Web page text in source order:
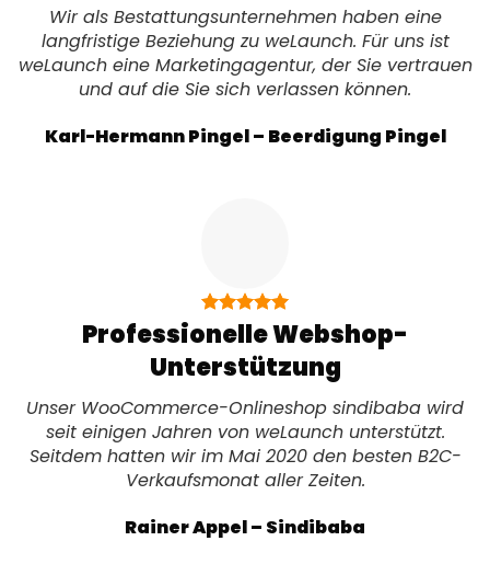
Wir als Bestattungsunternehmen haben eine
langfristige Beziehung zu weLaunch. Für uns ist
weLaunch eine Marketingagentur, der Sie vertrauen
und auf die Sie sich verlassen können.
Karl-Hermann Pingel – Beerdigung Pingel
Professionelle Webshop-
Unterstützung
Unser WooCommerce-Onlineshop sindibaba wird
seit einigen Jahren von weLaunch unterstützt.
Seitdem hatten wir im Mai 2020 den besten B2C-
Verkaufsmonat aller Zeiten.
Rainer Appel – Sindibaba